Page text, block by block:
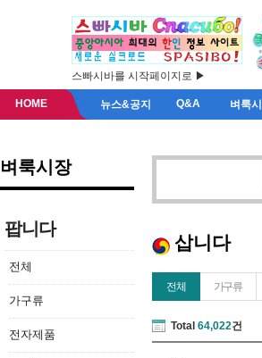
스빠시바를 시작페이지로 ▶
HOME 뉴스&공지 Q&A 벼룩
벼룩시장
팝니다
전체
가구류
전자제품
삽니다
전체 가구류
Total 64,022건